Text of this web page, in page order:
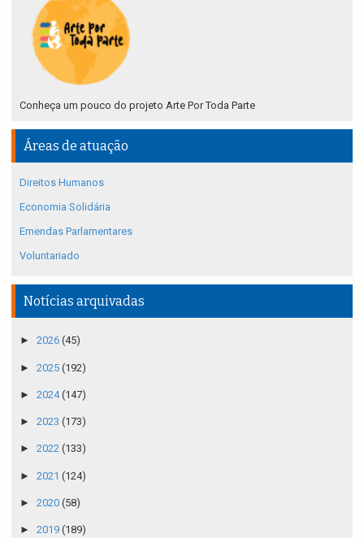
Conheça um pouco do projeto Arte Por Toda Parte
Áreas de atuação
Direitos Humanos
Economia Solidária
Emendas Parlamentares
Voluntariado
Notícias arquivadas
► 2026 (45)
► 2025 (192)
► 2024(147)
► 2023 (173)
► 2022 (133)
► 2021 (124)
► 2020 (58)
► 2019 (189)